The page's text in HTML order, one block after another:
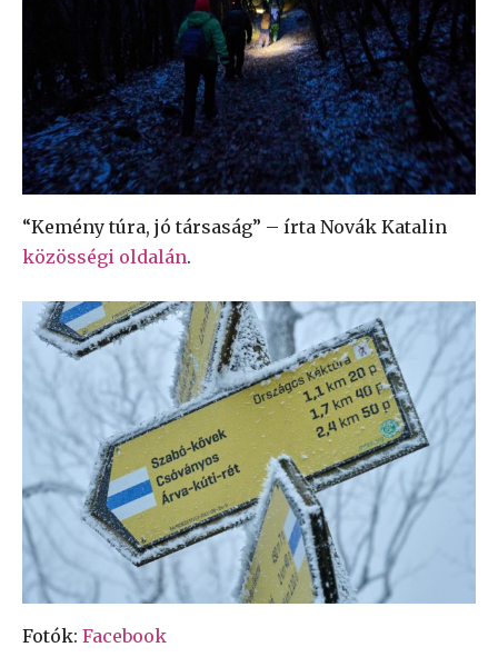
“Kemény túra, jó társaság” – írta Novák Katalin
közösségi oldalán.
Fotók: Facebook